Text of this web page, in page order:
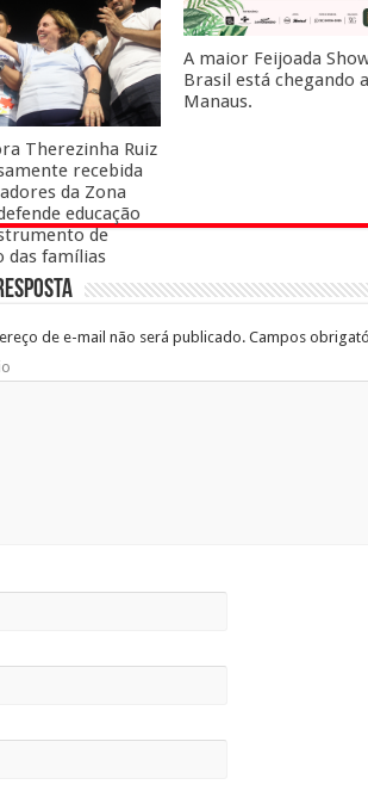
A maior Feijoada
Brasil está chegando a
Manaus.
Therezinha Ruiz
recebida
da Zona
educação
de
das famílias
de e-mail não será publicado. Campos